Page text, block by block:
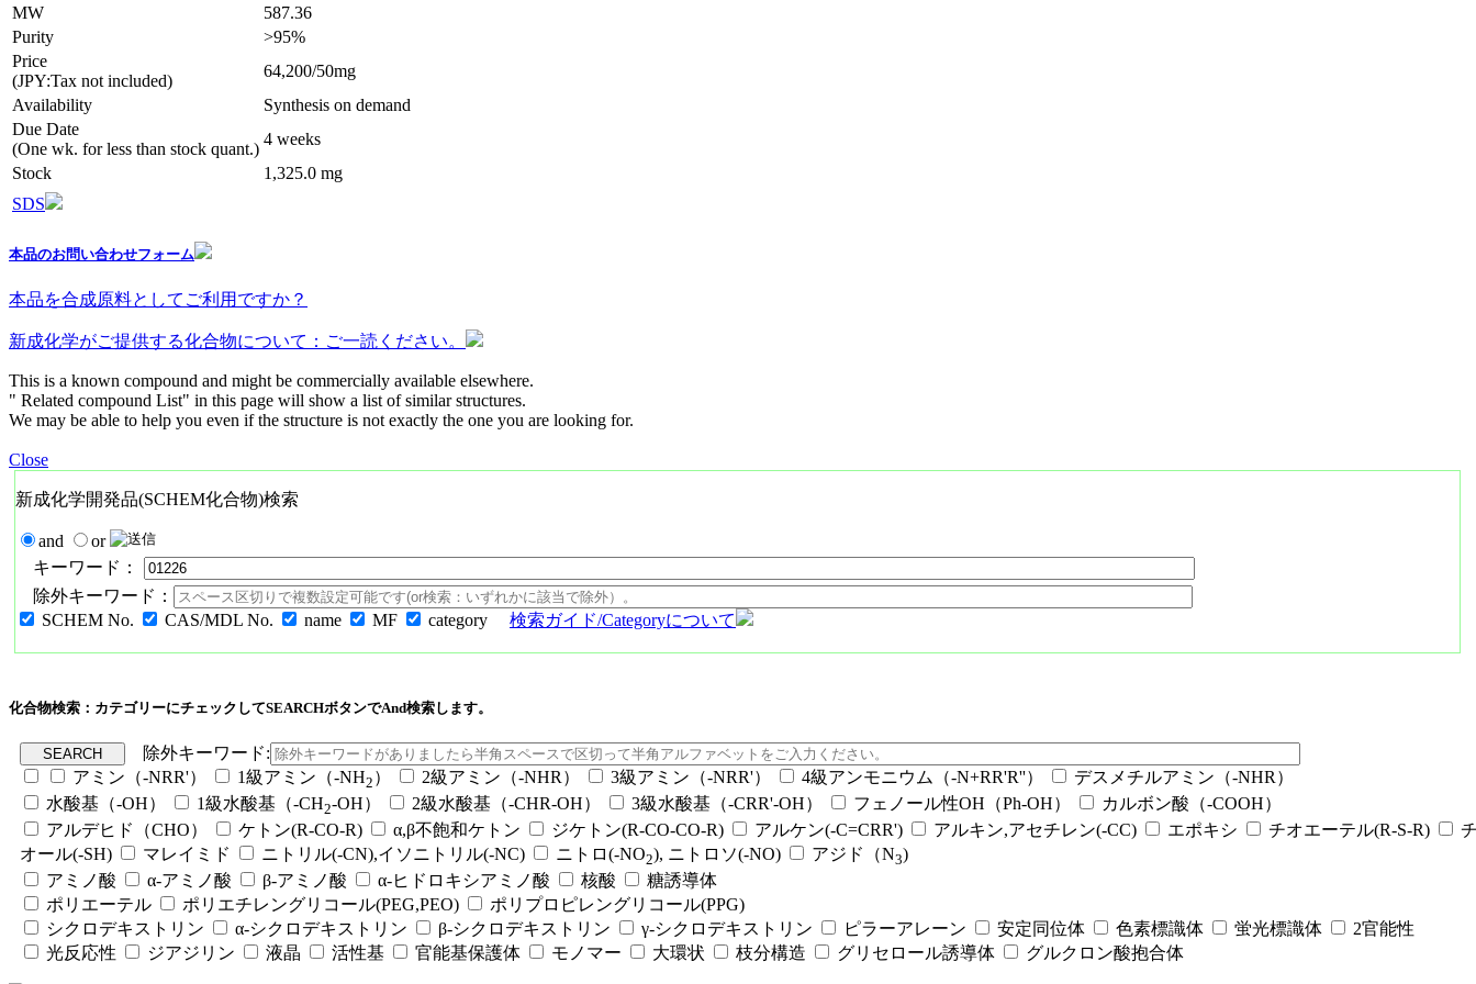
MW
587.36
Purity
>95%
Price
(JPY:Tax not included)
64,200/50mg
Availability
Synthesis on demand
Due Date
(One wk. for less than stock quant.)
4 weeks
Stock
1,325.0 mg
SDS
本品のお問い合わせフォーム
本品を合成原料としてご利用ですか？
新成化学がご提供する化合物について：ご一読ください。
This is a known compound and might be commercially available elsewhere.
" Related compound List" in this page will show a list of similar structures.
We may be able to help you even if the structure is not exactly the one you are looking for.
Close
新成化学開発品(SCHEM化合物)検索
and
or
キーワード：
除外キーワード：
SCHEM No.
CAS/MDL No. name MF category 検索ガイド/Categoryについて
化合物検索：カテゴリーにチェックしてSEARCHボタンでAnd検索します。
除外キーワード:
アミン（-NRR'）
1級アミン（-NH2 ） 2級アミン（-NHR） 3級アミン（-NRR'） 4級アンモニウム（-N+RR'R''）
デスメチルアミン（-NHR）
水酸基（-OH）
1級水酸基（-CH2-OH） 2級水酸基（-CHR-OH） 3級水酸基（-CRR'-OH） フェノール性OH（Ph-OH）
カルボン酸（-COOH）
アルデヒド（CHO）
ケトン(R-CO-R) α,β不飽和ケトン ジケトン(R-CO-CO-R) アルケン(-C=CRR') アルキン,アセチレン(-CC) エポキシ チオエーテル(R-S-R)
オール(-SH)
マレイミド ニトリル(-CN),イソニトリル(-NC) ニトロ(-NO2), ニトロソ(-NO) アジド（N3)
アミノ酸
α-アミノ酸 β-アミノ酸 α-ヒドロキシアミノ酸 核酸
糖誘導体
ポリエーテル
ポリエチレングリコール(PEG,PEO)
ポリプロピレングリコール(PPG)
シクロデキストリン
α-シクロデキストリン β-シクロデキストリン γ-シクロデキストリン ピラーアレーン 安定同位体 色素標識体 蛍光標識体
2官能性
光反応性
ジアジリン 液晶 活性基 官能基保護体 モノマー 大環状 枝分構造 グリセロール誘導体 グルクロン酸抱合体